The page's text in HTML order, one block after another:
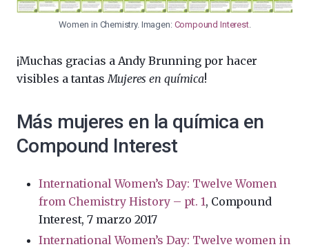
Women in Chemistry. Imagen: Compound Interest.
¡Muchas gracias a Andy Brunning por hacer
visibles a tantas Mujeres en química!
Más mujeres en la química en
Compound Interest
International Women’s Day: Twelve Women
from Chemistry History – pt. 1, Compound
Interest, 7 marzo 2017
International Women’s Day: Twelve women in